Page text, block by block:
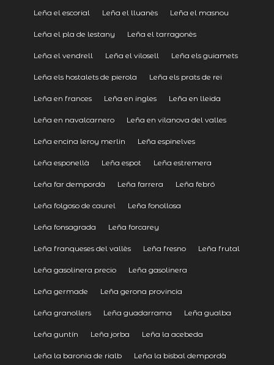
Leña el escorial Leña el lluanès Leña el masnou
Leña el pla de lestany Leña el tarragonès
Leña el vendrell Leña el vilosell Leña els guiamets
Leña els hostalets de pierola Leña els prats de rei
Leña en frances Leña en ingles Leña en lleida
Leña en navalcarnero Leña en vilanova del valles
Leña encina leroy merlin Leña espinelves
Leña esponellà Leña espot Leña estremera
Leña far dempordà Leña farrera Leña febró
Leña folgoso de caurel Leña fonollosa
Leña fonsagrada Leña forcarey
Leña franqueses del vallès Leña fresno Leña frutal
Leña gasolinera precio Leña gasolinera
Leña germade Leña gerona provincia
Leña granollers Leña guadarrama Leña gualba
Leña guntín Leña jorba Leña la acebeda
Leña la baronia de rialb Leña la bisbal dempordà